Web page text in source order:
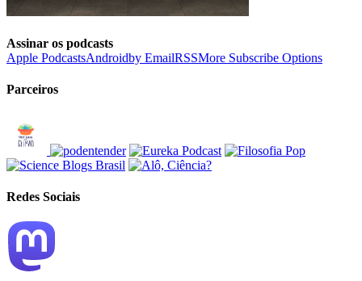
Assinar os podcasts
Apple PodcastsAndroidby EmailRSSMore Subscribe Options
Parceiros
Redes Sociais